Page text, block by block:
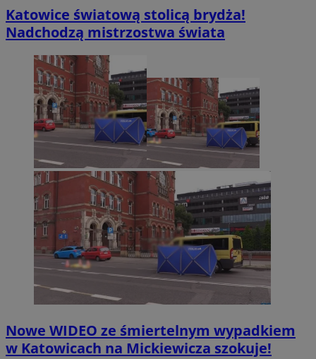
Katowice światową stolicą brydża!
Nadchodzą mistrzostwa świata
Nowe WIDEO ze śmiertelnym wypadkiem
w Katowicach na Mickiewicza szokuje!